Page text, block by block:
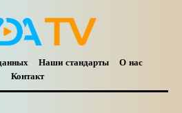
Наши стандарты
О нас
Контакт